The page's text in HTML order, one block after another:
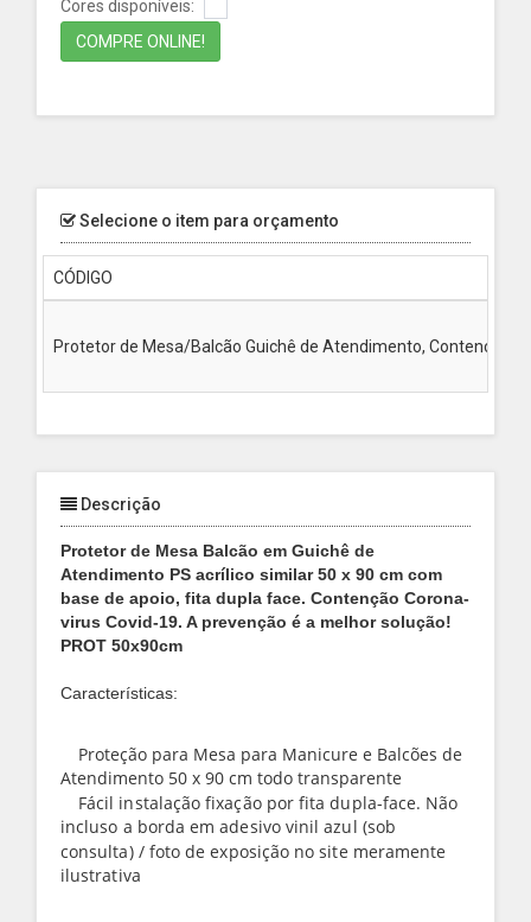
Cores disponíveis:
COMPRE ONLINE!
Selecione o item para orçamento
CÓDIGO
Protetor de Mesa/Balcão Guichê de Atendimento, Contenção
Descrição
Protetor de Mesa Balcão em Guichê de
Atendimento PS acrílico similar 50 x 90 cm com
base de apoio, fita dupla face. Contenção Corona-
virus Covid-19. A prevenção é a melhor solução!
PROT 50x90cm
Características:
Proteção para Mesa para Manicure e Balcões de
Atendimento 50 x 90 cm todo transparente
Fácil instalação fixação por fita dupla-face. Não
incluso a borda em adesivo vinil azul (sob
consulta) / foto de exposição no site meramente
ilustrativa